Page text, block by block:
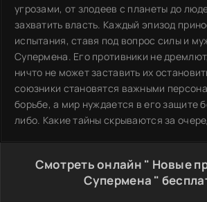
угрозами, от злодеев с планеты до
захватить власть. Каждый эпизод
испытания, ставя под вопрос силы и
Супермена. Его противники не
ничто не может заставить их
союзники становятся важными
борьбе, а мир нуждается в его защите
либо. Какие тайны скрываются за
Смотреть онлайн " Новые
Супермена "